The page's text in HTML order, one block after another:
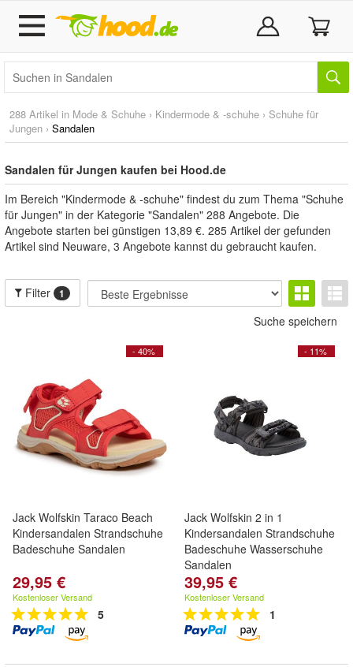
288 Artikel in Mode & Schuhe › Kindermode & -schuhe › Schuhe für
Jungen › Sandalen
Sandalen für Jungen kaufen bei Hood.de
Im Bereich "Kindermode & -schuhe" findest du zum Thema "Schuhe
für Jungen" in der Kategorie "Sandalen" 288 Angebote. Die
Angebote starten bei günstigen 13,89 €. 285 Artikel der gefunden
Artikel sind Neuware, 3 Angebote kannst du gebraucht kaufen.
Filter 1
Suche speichern
- 40%
Jack Wolfskin Taraco Beach
Kindersandalen Strandschuhe
Badeschuhe Sandalen
29,95 €
Kostenloser Versand
5
- 11%
Jack Wolfskin 2 in 1
Kindersandalen Strandschuhe
Badeschuhe Wasserschuhe
Sandalen
39,95 €
Kostenloser Versand
1